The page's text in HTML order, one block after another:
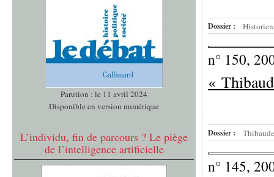
Parution : le 11 avril 2024
Disponible en version numérique
L’individu, fin de parcours ? Le piège
de l’intelligence artificielle
Dossier :
n° 150,
«
Dossier :
n° 145,